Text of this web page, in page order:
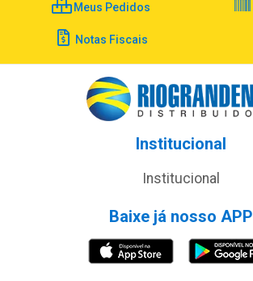
Meus Pedidos
Notas Fiscais
Institucional
Institucional
Baixe já nosso APP